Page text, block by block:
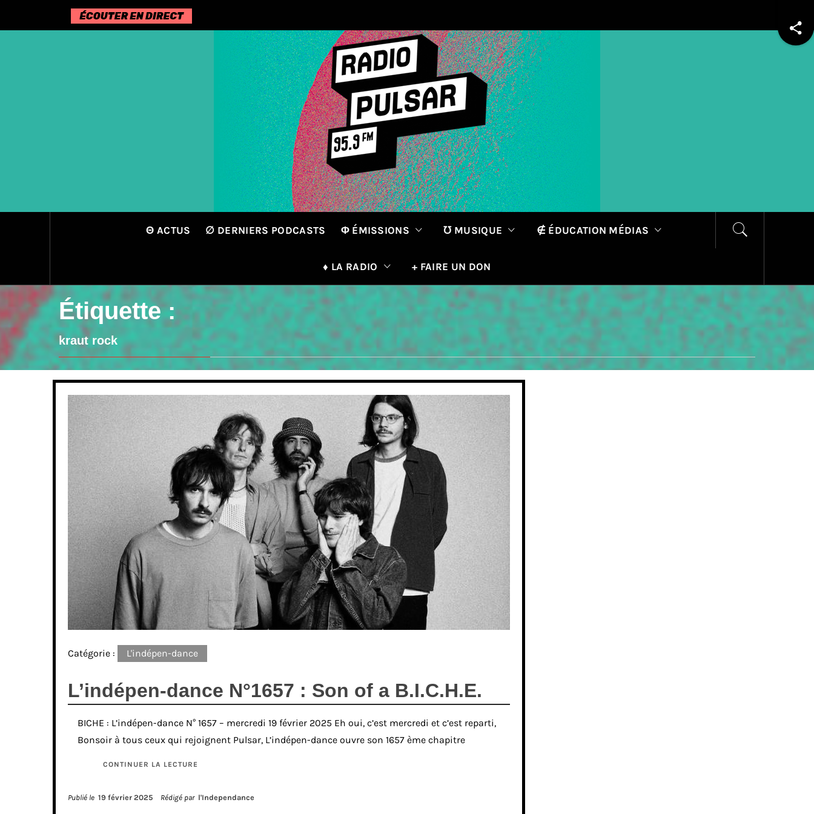
Θ ACTUS ∅ DERNIERS PODCASTS Φ ÉMISSIONS ℧ MUSIQUE ∉ ÉDUCATION MÉDIAS
♦ LA RADIO + FAIRE UN DON
Étiquette :
kraut rock
Catégorie : L'indépen-dance
L’indépen-dance N°1657 : Son of a B.I.C.H.E.
BICHE : L’indépen-dance N° 1657 – mercredi 19 février 2025 Eh oui, c’est mercredi et c’est reparti,
Bonsoir à tous ceux qui rejoignent Pulsar, L’indépen-dance ouvre son 1657 ème chapitre
CONTINUER LA LECTURE
Publié le 19 février 2025 Rédigé par l'Independance